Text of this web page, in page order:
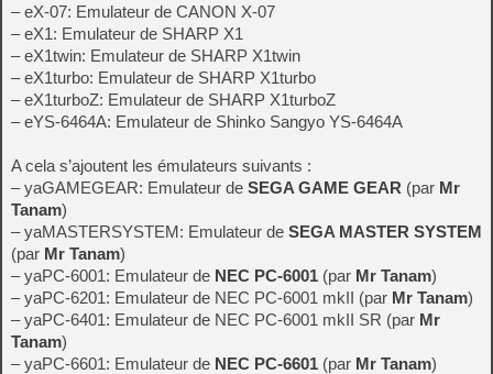
– eX-07: Emulateur de CANON X-07
– eX1: Emulateur de SHARP X1
– eX1twin: Emulateur de SHARP X1twin
– eX1turbo: Emulateur de SHARP X1turbo
– eX1turboZ: Emulateur de SHARP X1turboZ
– eYS-6464A: Emulateur de Shinko Sangyo YS-6464A
A cela s’ajoutent les émulateurs suivants :
– yaGAMEGEAR: Emulateur de SEGA GAME GEAR (par Mr
Tanam)
– yaMASTERSYSTEM: Emulateur de SEGA MASTER SYSTEM
(par Mr Tanam)
– yaPC-6001: Emulateur de NEC PC-6001 (par Mr Tanam)
– yaPC-6201: Emulateur de NEC PC-6001 mkII (par Mr Tanam)
– yaPC-6401: Emulateur de NEC PC-6001 mkII SR (par Mr
Tanam)
– yaPC-6601: Emulateur de NEC PC-6601 (par Mr Tanam)